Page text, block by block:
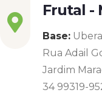
Frutal -
Base:
Rua Adail
Jardim
34 99319-